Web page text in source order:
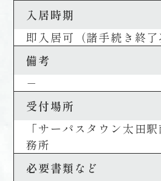
入居時期
即入居可（諸手続き終了
備考
－
受付場所
「サーパスタウン太田
務所
必要書類など